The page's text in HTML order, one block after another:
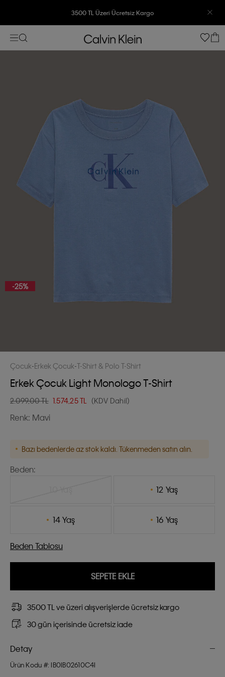
3500 TL Üzeri Ücretsiz Kargo
7500 TL Ve Üzeri Alışverişlerinizde 6 Taksit İmkanı
-25%
Çocuk Erkek Çocuk T-Shirt & Polo T-Shirt
Erkek Çocuk Light Monologo T-Shirt
2.099,00 TL 1.574,25TL (KDV Dahil)
Renk: Mavi
Bazı bedenlerde az stok kaldı. Tükenmeden satın alın.
Beden:
12 Yaş
14 Yaş 16 Yaş
Beden Tablosu
SEPETE EKLE
3500 TL ve üzeri alışverişlerde ücretsiz kargo
30 gün içerisinde ücretsiz iade
Detay
Ürün Kodu #: IB0IB02610C4I